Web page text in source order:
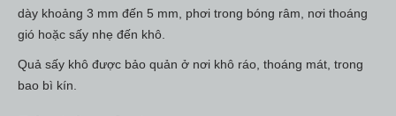
dày khoảng 3 mm đến 5 mm, phơi trong bóng râm, nơi thoáng
gió hoặc sấy nhẹ đến khô.
Quả sấy khô được bảo quản ở nơi khô ráo, thoáng mát, trong
bao bì kín.